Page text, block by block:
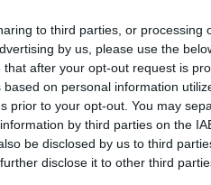
to third parties, or processing
by us, please use the
after your opt-out request is
on personal information
prior to your opt-out. You may
by third parties on the
be disclosed by us to third
disclose it to other third